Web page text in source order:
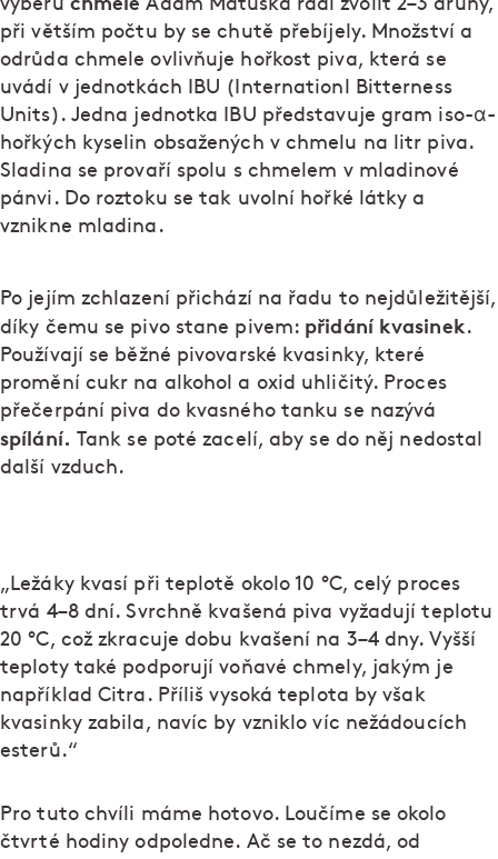
výběru
Adam Matuška radí zvolit 2–3 druhy,
při větším počtu by se chutě přebíjely. Množství a
odrůda chmele ovlivňuje hořkost piva, která se
uvádí v jednotkách IBU (Internationl Bitterness
Units). Jedna jednotka IBU představuje gram iso-α-
hořkých kyselin obsažených v chmelu na litr piva.
Sladina se provaří spolu s chmelem v mladinové
pánvi. Do roztoku se tak uvolní hořké látky a
vznikne mladina.
Po jejím zchlazení přichází na řadu to nejdůležitější,
díky čemu se pivo stane pivem: přidání kvasinek.
Používají se běžné pivovarské kvasinky, které
promění cukr na alkohol a oxid uhličitý. Proces
přečerpání piva do kvasného tanku se nazývá
spílání. Tank se poté zacelí, aby se do něj nedostal
další vzduch.
„Ležáky kvasí při teplotě okolo 10 °C, celý proces
trvá 4–8 dní. Svrchně kvašená piva vyžadují teplotu
20 °C, což zkracuje dobu kvašení na 3–4 dny. Vyšší
teploty také podporují voňavé chmely, jakým je
například Citra. Příliš vysoká teplota by však
kvasinky zabila, navíc by vzniklo víc nežádoucích
esterů.“
Pro tuto chvíli máme hotovo. Loučíme se okolo
čtvrté hodiny odpoledne. Ač se to nezdá, od